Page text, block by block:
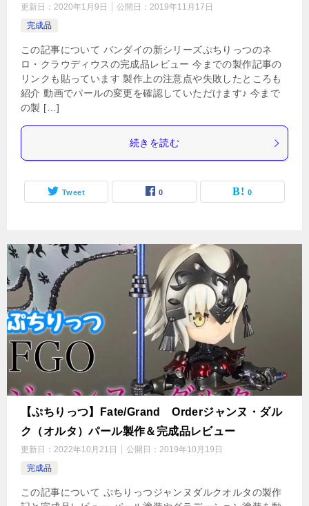
更新日： 2020年1月9日 公開日： 2019年11月17日
完成品
この記事について バンダイの新シリーズぷちりっつのネ
ロ・クラウディウスの完成品レビュー 今までの製作記事の
リンクも貼っています 製作上の注意点や失敗したところも
紹介 動画でパールの変更を確認していただけます♪ 今まで
の製 […]
続きを読む
Tweet 0 0
【ぷちりっつ】Fate/Grand Orderジャンヌ・ダル
ク（オルタ）パール製作＆完成品レビュー
更新日： 2022年10月21日 公開日： 2019年10月19日
完成品
この記事について ぷちりっつジャンヌダルクオルタの製作